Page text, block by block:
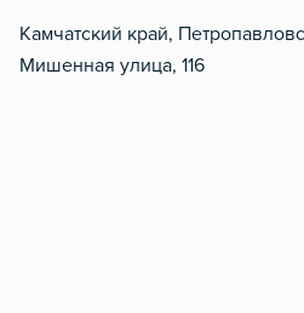
Камчатский край,
Мишенная улица, 116